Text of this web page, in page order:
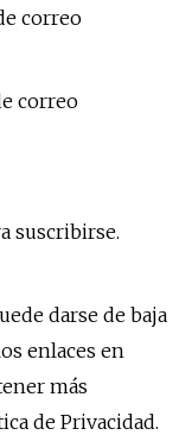
correo
correo
suscribirse.
darse de baja
enlaces en
más
de Privacidad.